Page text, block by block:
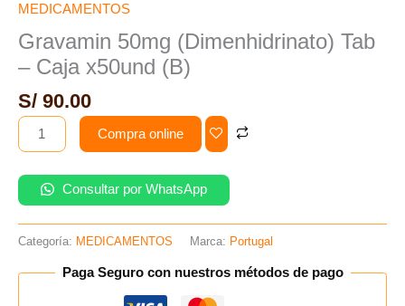
MEDICAMENTOS
Gravamin 50mg (Dimenhidrinato) Tab
– Caja x50und (B)
S/ 90.00
(Dimenhidrinato)
-
Caja
x50und
(B)
cantidad
Compra online
Consultar por WhatsApp
Categoría: MEDICAMENTOS Marca: Portugal
Paga Seguro con nuestros métodos de pago